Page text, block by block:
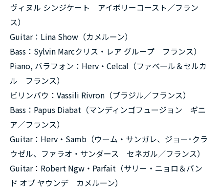
ヴィヌル シンジケート アイボリーコースト／フラン
ス）
Guitar：Lina Show（カメルーン）
Bass：Sylvin Marcクリス・レア グループ フランス）
Piano, バラフォン：Herv・Celcal（ファベール＆セルカ
ル フランス）
ビリンバウ：Vassili Rivron（ブラジル／フランス）
Bass：Papus Diabat（マンディンゴフュージョン ギニ
ア／フランス）
Guitar：Herv・Samb（ウーム・サンガレ、ジョー･クラ
ウゼル、ファラオ・サンダース セネガル／フランス）
Guitar：Robert Ngw・Parfait（サリー・ニョロ＆バン
ド オブ ヤウンデ カメルーン）